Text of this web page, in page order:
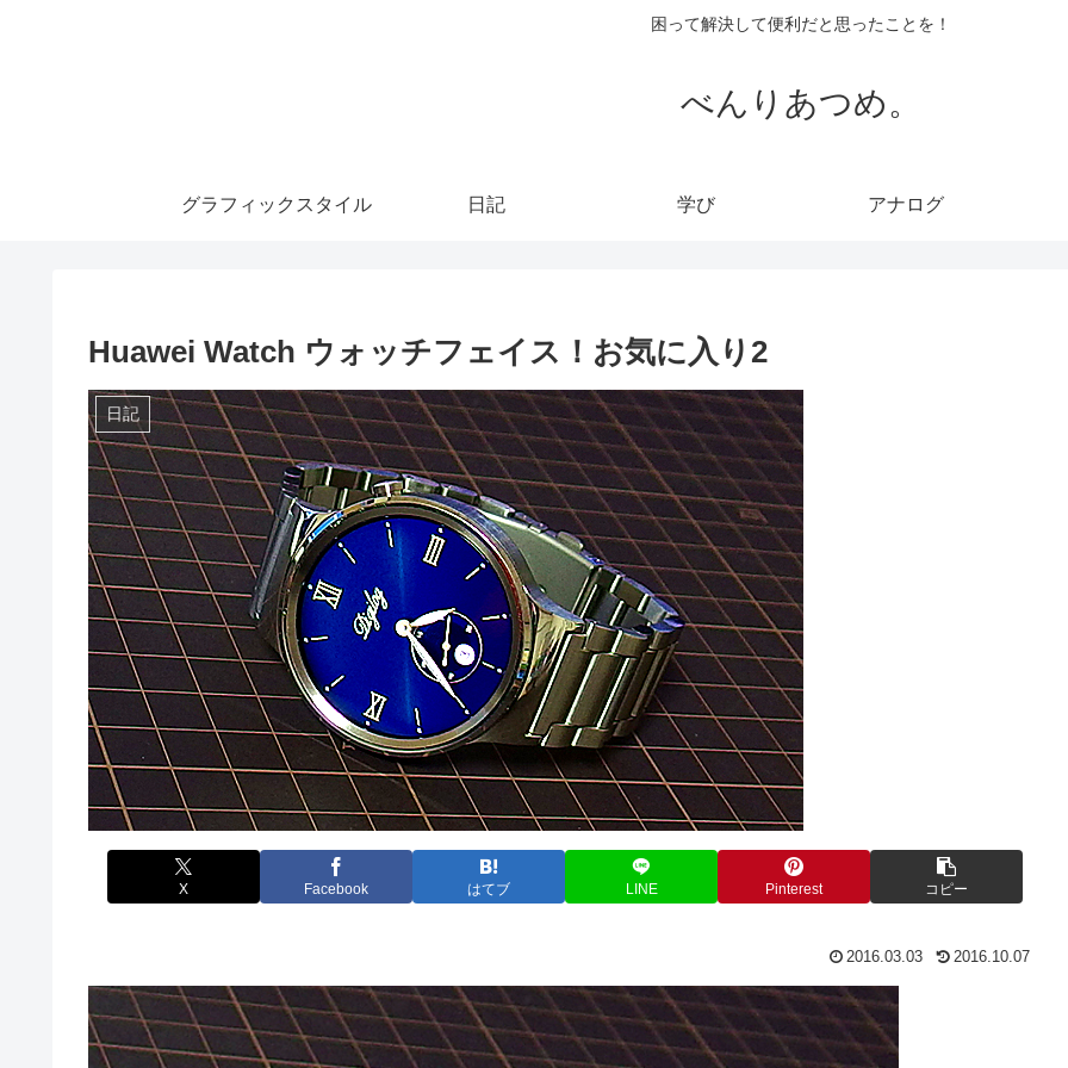
困って解決して便利だと思ったことを！
べんりあつめ。
グラフィックスタイル 日記 学び アナログ
Huawei Watch ウォッチフェイス！お気に入り2
日記
X Facebook はてブ LINE Pinterest コピー
2016.03.03 2016.10.07